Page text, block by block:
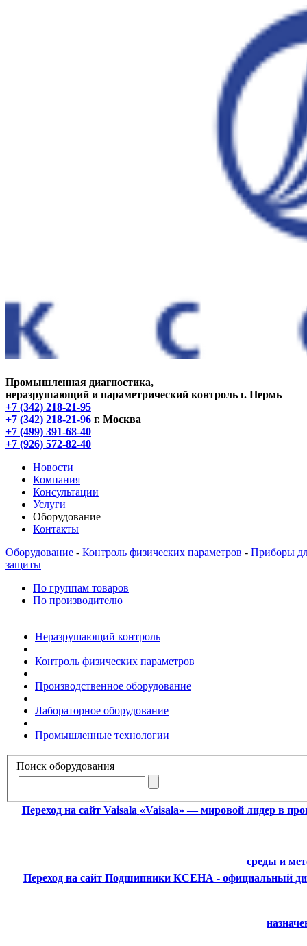
Промышленная диагностика,
неразрушающий и параметрический контроль г. Пермь
+7 (342) 218-21-95
+7 (342) 218-21-96 г. Москва
+7 (499) 391-68-40
+7 (926) 572-82-40
Новости
Компания
Консультации
Услуги
Оборудование
Контакты
Оборудование - Контроль физических параметров - Приборы
защиты
По группам товаров
По производителю
Неразрушающий контроль
Контроль физических параметров
Производственное оборудование
Лабораторное оборудование
Промышленные технологии
Поиск оборудования
Переход на сайт Vaisala «Vaisala» — мировой лидер в
среды и
Переход на сайт Подшипники КСЕНА - официальный